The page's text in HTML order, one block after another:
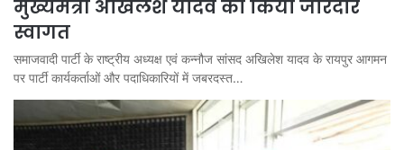
मुख्यमंत्री अखिलेश यादव का किया जोरदार
स्वागत
समाजवादी पार्टी के राष्ट्रीय अध्यक्ष एवं कन्नौज सांसद अखिलेश यादव के रायपुर आगमन
पर पार्टी कार्यकर्ताओं और पदाधिकारियों में जबरदस्त…